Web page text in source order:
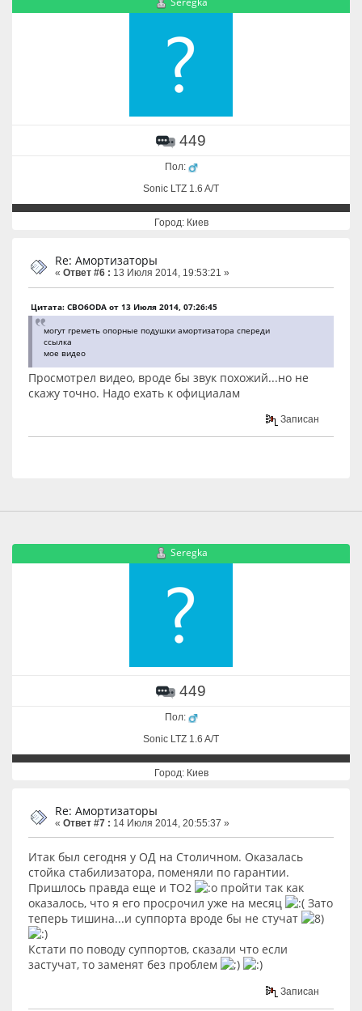
449
Пол:
Sonic LTZ 1.6 A/T
Город: Киев
Re: Амортизаторы
« Ответ #6 : 13 Июля 2014, 19:53:21 »
Цитата: CBO6ODA от 13 Июля 2014, 07:26:45
могут греметь опорные подушки амортизатора спереди
ссылка
мое видео
Просмотрел видео, вроде бы звук похожий...но не
скажу точно. Надо ехать к официалам
Записан
Seregka
449
Пол:
Sonic LTZ 1.6 A/T
Город: Киев
Re: Амортизаторы
« Ответ #7 : 14 Июля 2014, 20:55:37 »
Итак был сегодня у ОД на Столичном. Оказалась
стойка стабилизатора, поменяли по гарантии.
Пришлось правда еще и ТО2
пройти так как
оказалось, что я его просрочил уже на месяц
Зато
теперь тишина...и суппорта вроде бы не стучат
Кстати по поводу суппортов, сказали что если
застучат, то заменят без проблем
Записан